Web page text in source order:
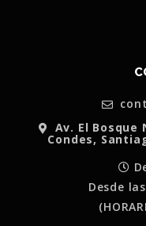
Av. El Bosque
Condes,
Desde